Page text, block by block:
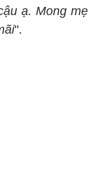
ạ. Mong mẹ
".